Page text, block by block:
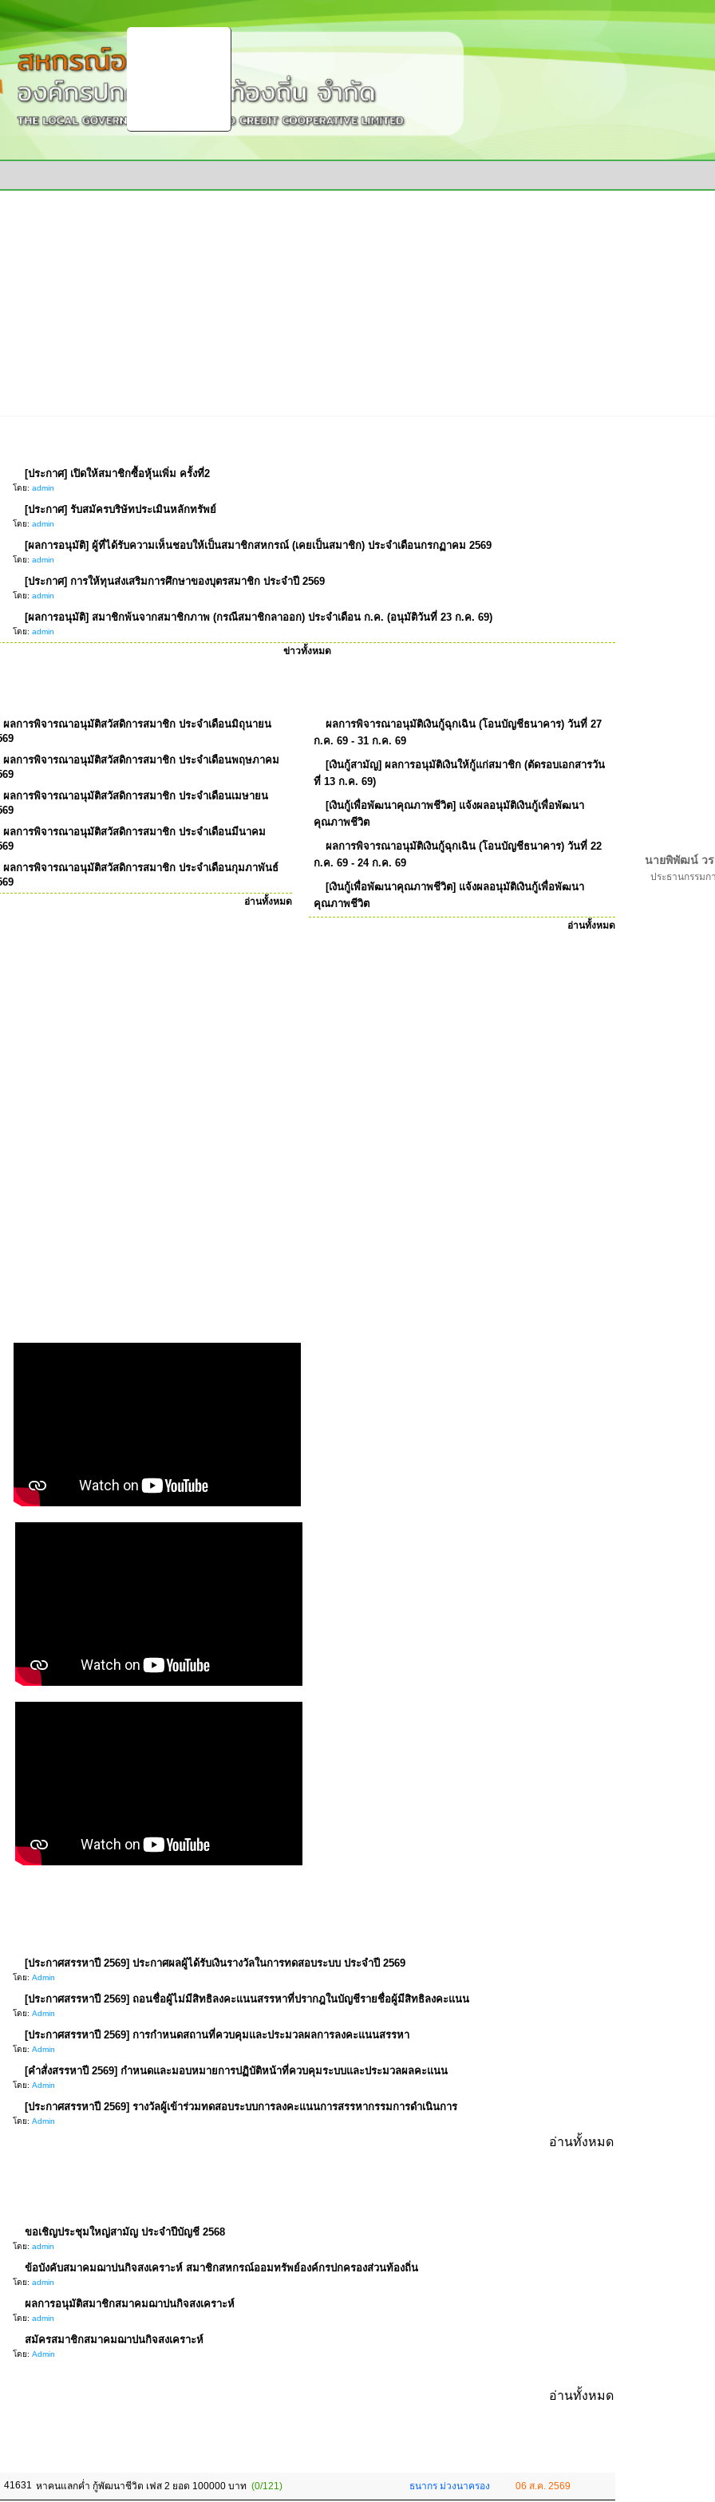
[ประกาศ] เปิดให้สมาชิกซื้อหุ้นเพิ่ม ครั้งที่2
โดย: admin
[ประกาศ] รับสมัครบริษัทประเมินหลักทรัพย์
โดย: admin
[ผลการอนุมัติ] ผู้ที่ได้รับความเห็นชอบให้เป็นสมาชิกสหกรณ์ (เคยเป็นสมาชิก) ประจำเดือนกรกฏาคม 2569
โดย: admin
[ประกาศ] การให้ทุนส่งเสริมการศึกษาของบุตรสมาชิก ประจำปี 2569
โดย: admin
[ผลการอนุมัติ] สมาชิกพ้นจากสมาชิกภาพ (กรณีสมาชิกลาออก) ประจำเดือน ก.ค. (อนุมัติวันที่ 23 ก.ค. 69)
โดย: admin
ข่าวทั้งหมด
ผลการพิจารณาอนุมัติสวัสดิการสมาชิก ประจำเดือนมิถุนายน
ผลการพิจารณาอนุมัติสวัสดิการสมาชิก ประจำเดือนพฤษภาคม
ผลการพิจารณาอนุมัติสวัสดิการสมาชิก ประจำเดือนเมษายน
ผลการพิจารณาอนุมัติสวัสดิการสมาชิก ประจำเดือนมีนาคม
ผลการพิจารณาอนุมัติสวัสดิการสมาชิก ประจำเดือนกุมภาพันธ์
อ่านทั้งหมด
ผลการพิจารณาอนุมัติเงินกู้ฉุกเฉิน (โอนบัญชีธนาคาร) วันที่ 27
ก.ค. 69 - 31 ก.ค. 69
[เงินกู้สามัญ] ผลการอนุมัติเงินให้กู้แก่สมาชิก (ตัดรอบเอกสารวัน
ที่ 13 ก.ค. 69)
[เงินกู้เพื่อพัฒนาคุณภาพชีวิต] แจ้งผลอนุมัติเงินกู้เพื่อพัฒนา
คุณภาพชีวิต
ผลการพิจารณาอนุมัติเงินกู้ฉุกเฉิน (โอนบัญชีธนาคาร) วันที่ 22
ก.ค. 69 - 24 ก.ค. 69
[เงินกู้เพื่อพัฒนาคุณภาพชีวิต] แจ้งผลอนุมัติเงินกู้เพื่อพัฒนา
คุณภาพชีวิต
อ่านทั้งหมด
[ประกาศสรรหาปี 2569] ประกาศผลผู้ได้รับเงินรางวัลในการทดสอบระบบ ประจำปี 2569
โดย: Admin
[ประกาศสรรหาปี 2569] ถอนชื่อผู้ไม่มีสิทธิลงคะแนนสรรหาที่ปรากฎในบัญชีรายชื่อผู้มีสิทธิลงคะแนน
โดย: Admin
[ประกาศสรรหาปี 2569] การกำหนดสถานที่ควบคุมและประมวลผลการลงคะแนนสรรหา
โดย: Admin
[คำสั่งสรรหาปี 2569] กำหนดและมอบหมายการปฏิบัติหน้าที่ควบคุมระบบและประมวลผลคะแนน
โดย: Admin
[ประกาศสรรหาปี 2569] รางวัลผู้เข้าร่วมทดสอบระบบการลงคะแนนการสรรหากรรมการดำเนินการ
โดย: Admin
อ่านทั้งหมด
ขอเชิญประชุมใหญ่สามัญ ประจำปีบัญชี 2568
โดย: admin
ข้อบังคับสมาคมฌาปนกิจสงเคราะห์ สมาชิกสหกรณ์ออมทรัพย์องค์กรปกครองส่วนท้องถิ่น
โดย: admin
ผลการอนุมัติสมาชิกสมาคมฌาปนกิจสงเคราะห์
โดย: admin
สมัครสมาชิกสมาคมฌาปนกิจสงเคราะห์
โดย: Admin
อ่านทั้งหมด
41631 หาคนแลกค่ำ กู้พัฒนาชีวิต เฟส 2 ยอด 100000 บาท (0/121) ธนากร ม่วงนาครอง 06 ส.ค. 2569
นายพิพัฒน์ ว
ประธานกรรมก